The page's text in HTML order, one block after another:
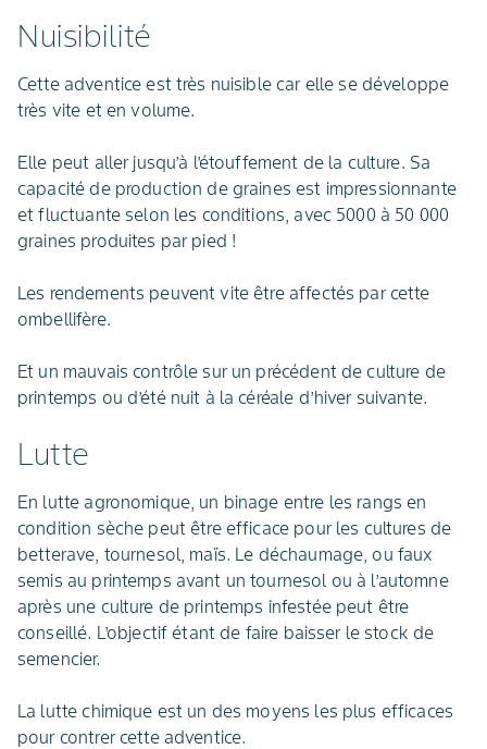
Nuisibilité
Cette adventice est très nuisible car elle se développe
très vite et en volume.
Elle peut aller jusqu’à l’étouffement de la culture. Sa
capacité de production de graines est impressionnante
et fluctuante selon les conditions, avec 5000 à 50 000
graines produites par pied !
Les rendements peuvent vite être affectés par cette
ombellifère.
Et un mauvais contrôle sur un précédent de culture de
printemps ou d’été nuit à la céréale d’hiver suivante.
Lutte
En lutte agronomique, un binage entre les rangs en
condition sèche peut être efficace pour les cultures de
betterave, tournesol, maïs. Le déchaumage, ou faux
semis au printemps avant un tournesol ou à l’automne
après une culture de printemps infestée peut être
conseillé. L’objectif étant de faire baisser le stock de
semencier.
La lutte chimique est un des moyens les plus efficaces
pour contrer cette adventice.